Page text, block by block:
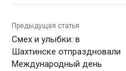
Предыдущая статья
Смех и улыбки: в
Шахтинске отпраздновали
Международный день